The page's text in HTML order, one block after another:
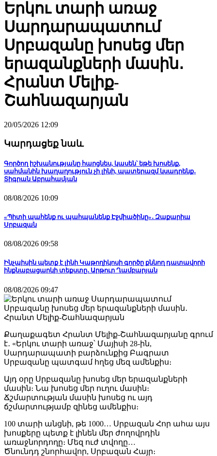
Երկու տարի առաջ
Սարդարապատում
Սրբազանը խոսեց մեր
երազանքների մասին․
Հրանտ Մելիք-
Շահնազարյան
20/05/2026 12:09
Կարդացեք նաև
Գործող իշխանությանը հարցնես, կասեն՝ եթե խոսենք,
սահմանին խաղաղություն չի լինի, պատերազմ կսադրենք․
Տիգրան Աբրահամյան
08/08/2026 10:09
«Պիտի պահենք ու պահպանենք Էջմիածինը»․ Զաքարիա
Սրբազան
08/08/2026 09:58
Ինչպիսին պետք է լինի Կաթողիկոսի գործը քննող դատավորի
ինքնաբացարկի տեքստը․ Արթուր Ղամբարյան
08/08/2026 09:47
Քաղաքագետ Հրանտ Մելիք-Շահնազարյանը գրում
է․ «Երկու տարի առաջ՝ Մայիսի 28-ին,
Սարդարապատի բարձունքից Բագրատ
Սրբազանը պատգամ հղեց մեզ ամենքիս։
Այդ օրը Սրբազանը խոսեց մեր երազանքների
մասին։ Նա խոսեց մեր ուղու մասին։
Ճշմարտության մասին խոսեց ու այդ
ճշմարտությամբ զինեց ամենքիս։
100 տարի անցնի, թե 1000… Սրբազան Հոր ահա այս
խոսքերը պետք է լինեն մեր ժողովրդին
առաջնորդողը։ Մեզ ուժ տվողը…
Ծնունդդ շնորհավոր, Սրբազան Հայր։